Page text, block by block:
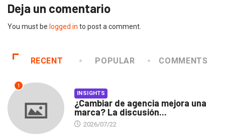
Deja un comentario
You must be logged in to post a comment.
RECENT POPULAR COMMENTS
1
INSIGHTS
¿Cambiar de agencia mejora una
marca? La discusión...
2026/07/22